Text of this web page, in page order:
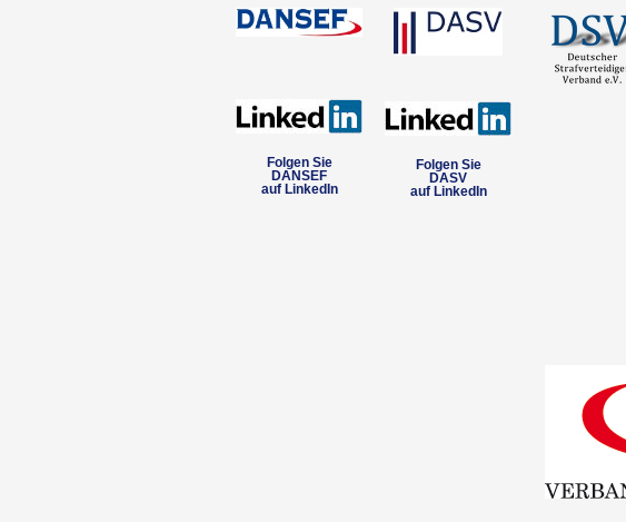
Folgen Sie
DANSEF
auf LinkedIn
Folgen Sie
DASV
auf LinkedIn